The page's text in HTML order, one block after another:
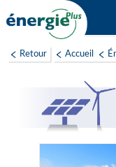
au
Retour Accueil